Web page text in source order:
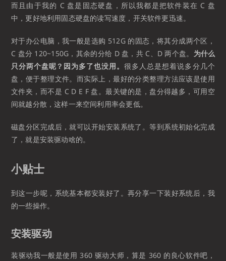
而且由于我的 C 盘是固态硬盘，所以我都是把软件装在 C 盘
中，更好地利用固态硬盘的读写速度，开关软件更迅速。
对于办公电脑，我一般是选购 512G 的固态，将其分成两个区，
C 盘分 120~150G，其余的分给 D 盘，共 C、D 两个盘。 为什么
只分两个盘呢？因为多了也没用。 很多人总是想着说多分几个
盘，便于整理文件。而实际上，最好的分类整理方法应该是使用
文件夹，而不是 C D E F 盘。最关键的是，盘分得越多，可用空
间就越分散，这样一来空间利用率会更低。
磁盘分区完成后，就可以开始安装系统了。等到系统初始化完成
了，就是安装驱动啥的。
小贴士
到这一步呢，系统基本都安装好了。再分享一下装好系统后，我
的一些操作。
安装驱动
装驱动我一般是使用 360 驱动大师，算是 360 的良心软件吧，